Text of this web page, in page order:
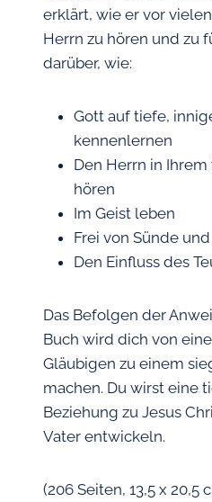
erklärt, wie er vor
Herrn zu hören und zu
darüber, wie:
Gott auf tiefe,
kennenlernen
Den Herrn in
hören
Im Geist leben
Frei von Sünde
Den Einfluss des
Das Befolgen der
Buch wird dich von
Gläubigen zu einem
machen. Du wirst eine
Beziehung zu Jesus
Vater entwickeln.
(206 Seiten, 13,5 x 20,5